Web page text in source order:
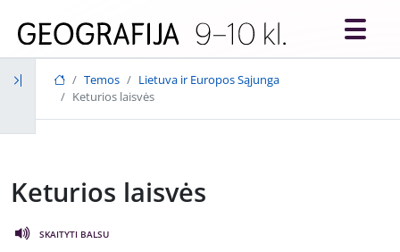
Temos
Lietuva ir Europos Sąjunga
Keturios laisvės
Keturios laisvės
SKAITYTI BALSU